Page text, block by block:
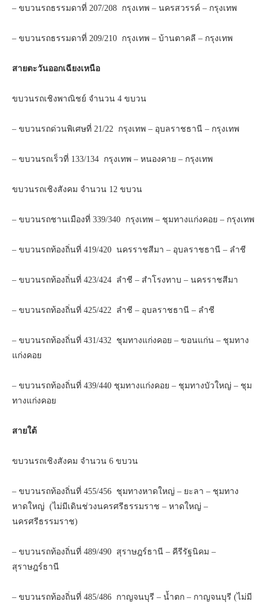
– ขบวนรถธรรมดาที่ 207/208 กรุงเทพ – นครสวรรค์ – กรุงเทพ
– ขบวนรถธรรมดาที่ 209/210 กรุงเทพ – บ้านตาคลี – กรุงเทพ
สายตะวันออกเฉียงเหนือ
ขบวนรถเชิงพาณิชย์ จำนวน 4 ขบวน
– ขบวนรถด่วนพิเศษที่ 21/22 กรุงเทพ – อุบลราชธานี – กรุงเทพ
– ขบวนรถเร็วที่ 133/134 กรุงเทพ – หนองคาย – กรุงเทพ
ขบวนรถเชิงสังคม จำนวน 12 ขบวน
– ขบวนรถชานเมืองที่ 339/340 กรุงเทพ – ชุมทางแก่งคอย – กรุงเทพ
– ขบวนรถท้องถิ่นที่ 419/420 นครราชสีมา – อุบลราชธานี – ลำชี
– ขบวนรถท้องถิ่นที่ 423/424 ลำชี – สำโรงทาบ – นครราชสีมา
– ขบวนรถท้องถิ่นที่ 425/422 ลำชี – อุบลราชธานี – ลำชี
– ขบวนรถท้องถิ่นที่ 431/432 ชุมทางแก่งคอย – ขอนแก่น – ชุมทาง
แก่งคอย
– ขบวนรถท้องถิ่นที่ 439/440 ชุมทางแก่งคอย – ชุมทางบัวใหญ่ – ชุม
ทางแก่งคอย
สายใต้
ขบวนรถเชิงสังคม จำนวน 6 ขบวน
– ขบวนรถท้องถิ่นที่ 455/456 ชุมทางหาดใหญ่ – ยะลา – ชุมทาง
หาดใหญ่ (ไม่มีเดินช่วงนครศรีธรรมราช – หาดใหญ่ –
นครศรีธรรมราช)
– ขบวนรถท้องถิ่นที่ 489/490 สุราษฎร์ธานี – คีรีรัฐนิคม –
สุราษฎร์ธานี
– ขบวนรถท้องถิ่นที่ 485/486 กาญจนบุรี – น้ำตก – กาญจนบุรี (ไม่มี